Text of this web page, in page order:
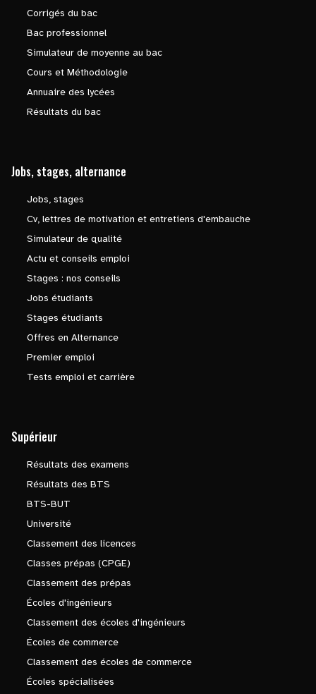
Corrigés du bac
Bac professionnel
Simulateur de moyenne au bac
Cours et Méthodologie
Annuaire des lycées
Résultats du bac
Jobs, stages, alternance
Jobs, stages
Cv, lettres de motivation et entretiens d'embauche
Simulateur de qualité
Actu et conseils emploi
Stages : nos conseils
Jobs étudiants
Stages étudiants
Offres en Alternance
Premier emploi
Tests emploi et carrière
Supérieur
Résultats des examens
Résultats des BTS
BTS-BUT
Université
Classement des licences
Classes prépas (CPGE)
Classement des prépas
Écoles d'ingénieurs
Classement des écoles d'ingénieurs
Écoles de commerce
Classement des écoles de commerce
Écoles spécialisées